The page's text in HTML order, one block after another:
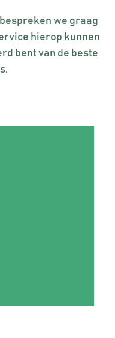
we graag
hierop kunnen
bent van de beste